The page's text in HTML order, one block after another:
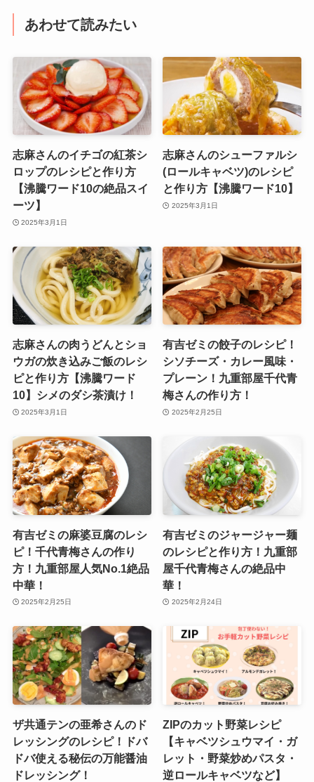
あわせて読みたい
志麻さんのイチゴの紅茶シ
ロップのレシピと作り方
【沸騰ワード10の絶品スイ
ーツ】
2025年3月1日
志麻さんのシューファルシ
(ロールキャベツ)のレシピ
と作り方【沸騰ワード10】
2025年3月1日
志麻さんの肉うどんとショ
ウガの炊き込みご飯のレシ
ピと作り方【沸騰ワード
10】シメのダシ茶漬け！
2025年3月1日
有吉ゼミの餃子のレシピ！
シソチーズ・カレー風味・
プレーン！九重部屋千代青
梅さんの作り方！
2025年2月25日
有吉ゼミの麻婆豆腐のレシ
ピ！千代青梅さんの作り
方！九重部屋人気No.1絶品
中華！
2025年2月25日
有吉ゼミのジャージャー麺
のレシピと作り方！九重部
屋千代青梅さんの絶品中
華！
2025年2月24日
ザ共通テンの亜希さんのド
レッシングのレシピ！ドバ
ドバ使える秘伝の万能醤油
ドレッシング！
ZIPのカット野菜レシピ
【キャベツシュウマイ・ガ
レット・野菜炒めパスタ・
逆ロールキャベツなど】